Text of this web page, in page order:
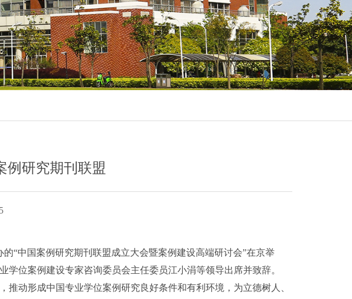
例研究期刊联盟
“中国案例研究期刊联盟成立大会暨案例建设高端研讨会”在京举
位案例建设专家咨询委员会主任委员江小涓等领导出席并致辞。
动形成中国专业学位案例研究良好条件和有利环境，为立德树人、